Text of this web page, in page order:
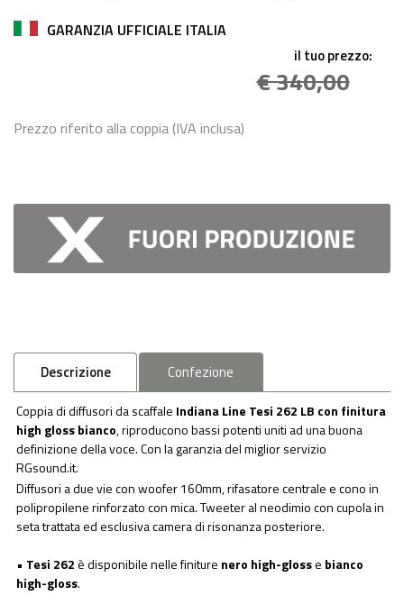
GARANZIA UFFICIALE ITALIA
il tuo prezzo:
€ 340,00
Prezzo riferito alla coppia (IVA inclusa)
Descrizione Confezione
Coppia di diffusori da scaffale Indiana Line Tesi 262 LB con finitura
high gloss bianco, riproducono bassi potenti uniti ad una buona
definizione della voce. Con la garanzia del miglior servizio
RGsound.it.
Diffusori a due vie con woofer 160mm, rifasatore centrale e cono in
polipropilene rinforzato con mica. Tweeter al neodimio con cupola in
seta trattata ed esclusiva camera di risonanza posteriore.
• Tesi 262è disponibile nelle finiture nero high-glosse bianco
high-gloss.